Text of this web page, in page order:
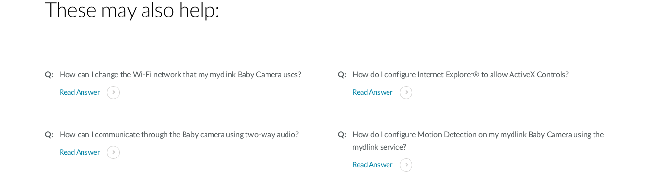
These may also help:
How can I change the Wi-Fi network that my mydlink Baby Camera uses?
Read Answer
How can I communicate through the Baby camera using two-way audio?
Read Answer
How do I configure Internet Explorer® to allow ActiveX Controls?
Read Answer
How do I configure Motion Detection on my mydlink Baby Camera using the
mydlink service?
Read Answer